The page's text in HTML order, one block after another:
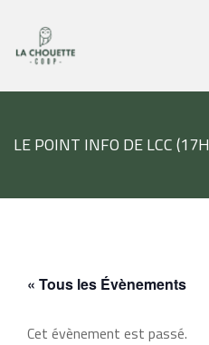
LE POINT INFO DE LCC
« Tous les Évènements
Cet évènement est passé.